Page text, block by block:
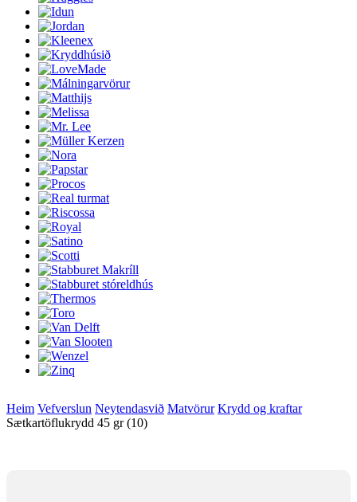
Heim Vefverslun Neytendasvið Matvörur Krydd og kraftar
Sætkartöflukrydd 45 gr (10)